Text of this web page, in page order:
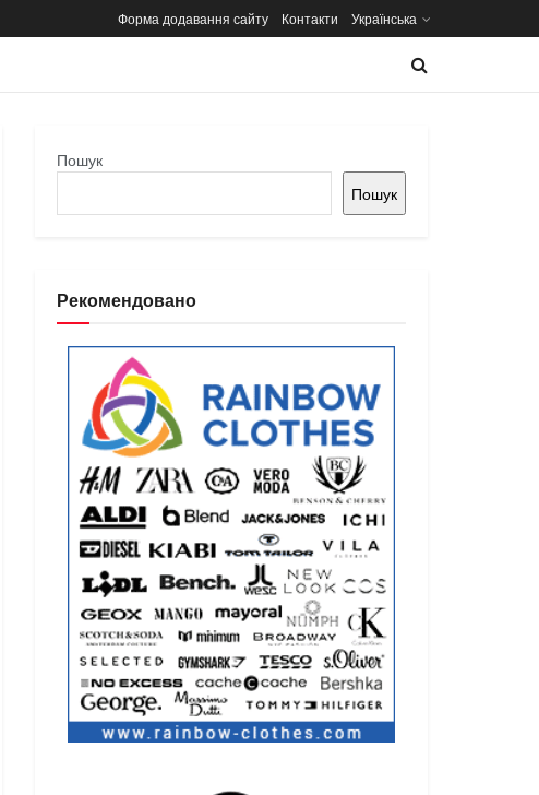
Форма додавання сайту Контакти Українська
Пошук
Пошук
Рекомендовано